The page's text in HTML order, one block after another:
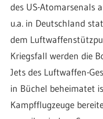
des US-Atomarsenals
u.a. in Deutschland
dem
Kriegsfall werden die
Jets des Luftwaffen-
in Büchel beheimatet
Kampfflugzeuge